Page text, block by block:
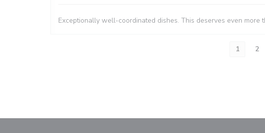
Exceptionally well-coordinated dishes. This deserves even more
1 2